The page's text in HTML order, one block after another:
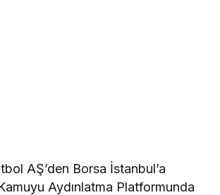
AŞ’den Borsa İstanbul’a
Aydınlatma Platformunda